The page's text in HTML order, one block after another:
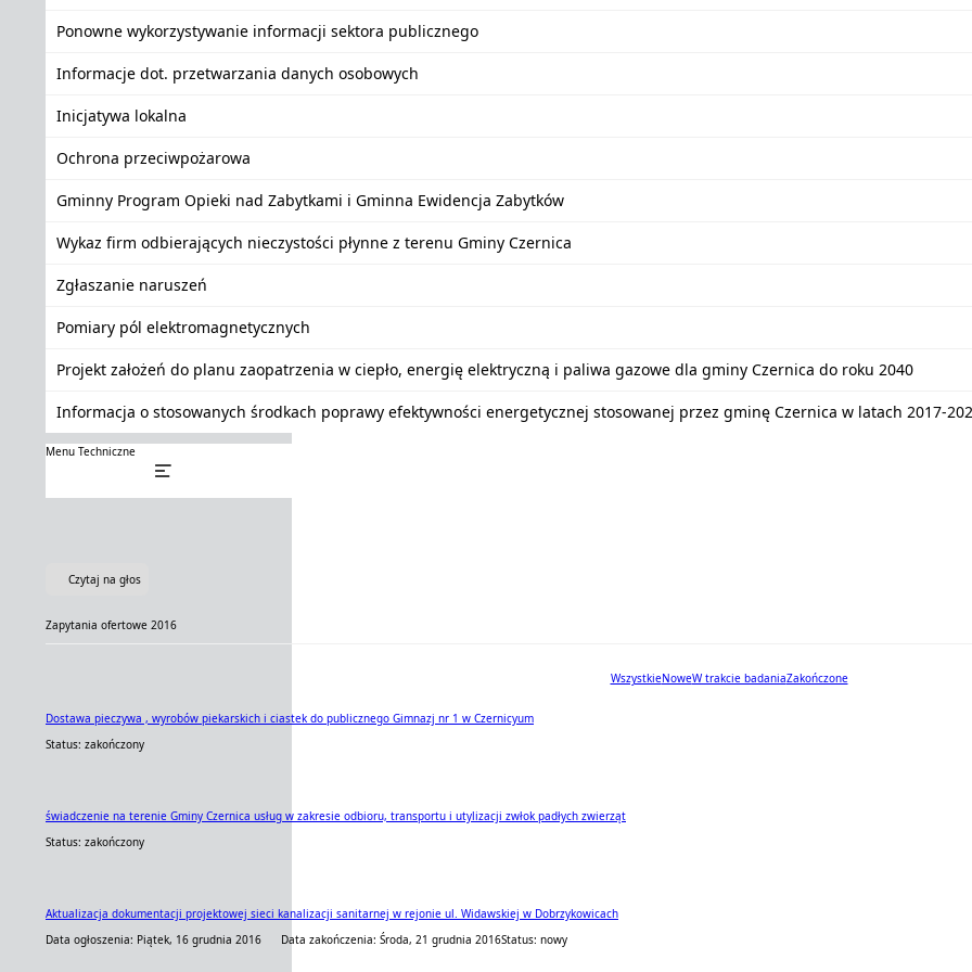
Ponowne wykorzystywanie informacji sektora publicznego
Informacje dot. przetwarzania danych osobowych
Inicjatywa lokalna
Ochrona przeciwpożarowa
Gminny Program Opieki nad Zabytkami i Gminna Ewidencja Zabytków
Wykaz firm odbierających nieczystości płynne z terenu Gminy Czernica
Zgłaszanie naruszeń
Pomiary pól elektromagnetycznych
Projekt założeń do planu zaopatrzenia w ciepło, energię elektryczną i paliwa gazowe dla gminy Czernica do roku 2040
Informacja o stosowanych środkach poprawy efektywności energetycznej stosowanej przez gminę Czernica w latach 2017-
Menu Techniczne
Czytaj na głos
Zapytania ofertowe 2016
WszystkieNoweW trakcie badaniaZakończone
Dostawa pieczywa , wyrobów piekarskich i ciastek do publicznego Gimnazj nr 1 w Czernicyum
Status: zakończony
świadczenie na terenie Gminy Czernica usług w zakresie odbioru, transportu i utylizacji zwłok padłych zwierząt
Status: zakończony
Aktualizacja dokumentacji projektowej sieci kanalizacji sanitarnej w rejonie ul. Widawskiej w Dobrzykowicach
Data ogłoszenia: Piątek, 16 grudnia 2016 Data zakończenia: Środa, 21 grudnia 2016Status: nowy